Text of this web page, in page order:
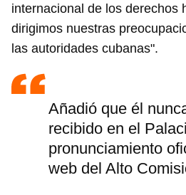
internacional de los derechos
dirigimos nuestras
las autoridades cubanas".
Añadió que él
recibido en el
pronunciamiento
web del Alto